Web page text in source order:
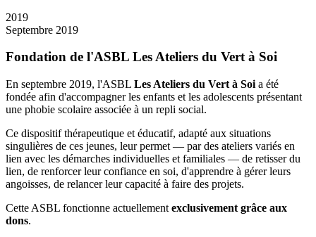
2019
Septembre 2019
Fondation de l'ASBL Les Ateliers du Vert à Soi
En septembre 2019, l'ASBL Les Ateliers du Vert à Soi a été
fondée afin d'accompagner les enfants et les adolescents présentant
une phobie scolaire associée à un repli social.
Ce dispositif thérapeutique et éducatif, adapté aux situations
singulières de ces jeunes, leur permet — par des ateliers variés en
lien avec les démarches individuelles et familiales — de retisser du
lien, de renforcer leur confiance en soi, d'apprendre à gérer leurs
angoisses, de relancer leur capacité à faire des projets.
Cette ASBL fonctionne actuellement exclusivement grâce aux
dons.